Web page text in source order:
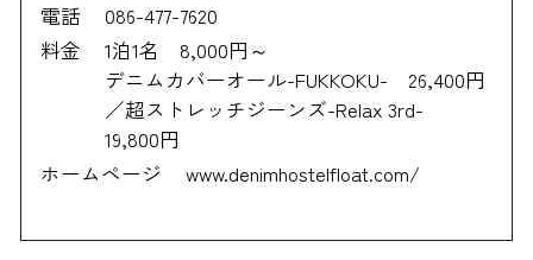
電話
086-477-7620
料金
1泊1名 8,000円～
デニムカバーオール-FUKKOKU- 26,400円
／超ストレッチジーンズ-Relax 3rd-
19,800円
ホームページ
www.denimhostelfloat.com/